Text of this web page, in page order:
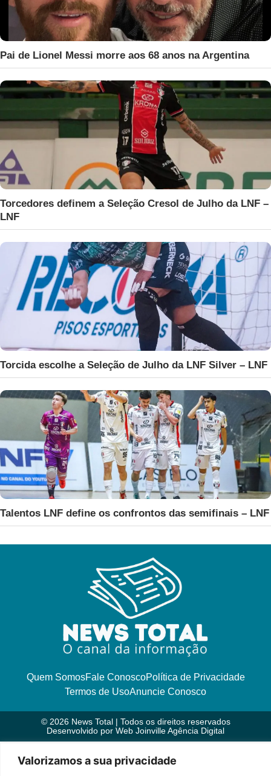
Valorizamos a sua privacidade
Pai de Lionel Messi morre aos 68 anos na Argentina
Torcedores definem a Seleção Cresol de Julho da LNF –
LNF
Torcida escolhe a Seleção de Julho da LNF Silver – LNF
Talentos LNF define os confrontos das semifinais – LNF
Quem SomosFale ConoscoPolítica de Privacidade
Termos de UsoAnuncie Conosco
© 2026 News Total | Todos os direitos reservados
Desenvolvido por Web Joinville Agência Digital